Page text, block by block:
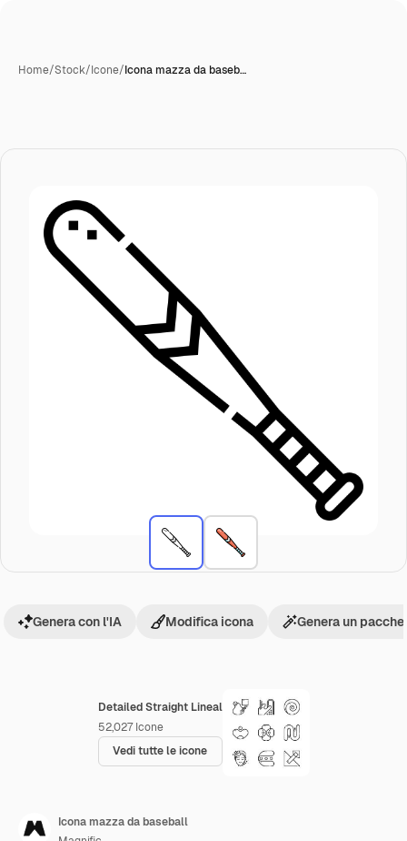
Home/Stock/Icone/Icona mazza da baseb…
Detailed Straight Lineal
52,027 Icone
Vedi tutte le icone
Genera con l'IA Modifica icona Genera un
Icona mazza da baseball